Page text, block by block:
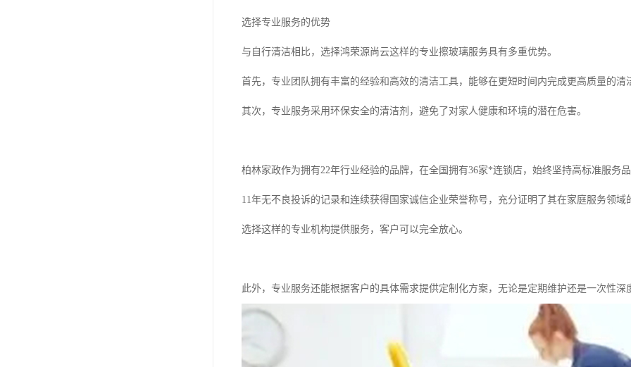
选择专业服务的优势
与自行清洁相比，选择鸿荣源尚云这样的专业擦玻璃服务具有多重优势。
首先，专业团队拥有丰富的经验和高效的清洁工具，能够在更短时间内完成更高质量的清
其次，专业服务采用环保安全的清洁剂，避免了对家人健康和环境的潜在危害。
柏林家政作为拥有22年行业经验的品牌，在全国拥有36家*连锁店，始终坚持高标准服务
11年无不良投诉的记录和连续获得国家诚信企业荣誉称号，充分证明了其在家庭服务领域
选择这样的专业机构提供服务，客户可以完全放心。
此外，专业服务还能根据客户的具体需求提供定制化方案，无论是定期维护还是一次性